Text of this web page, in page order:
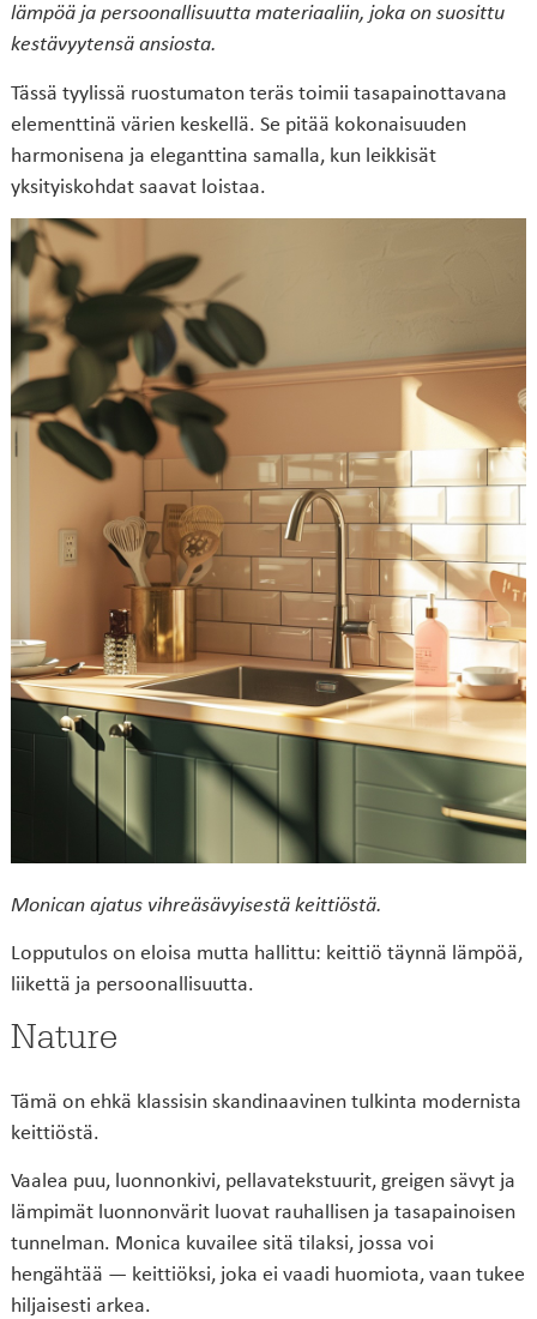
lämpöä ja persoonallisuutta materiaaliin, joka on suosittu
kestävyytensä ansiosta.
Tässä tyylissä ruostumaton teräs toimii tasapainottavana
elementtinä värien keskellä. Se pitää kokonaisuuden
harmonisena ja eleganttina samalla, kun leikkisät
yksityiskohdat saavat loistaa.
Monican ajatus vihreäsävyisestä keittiöstä.
Lopputulos on eloisa mutta hallittu: keittiö täynnä lämpöä,
liikettä ja persoonallisuutta.
Nature
Tämä on ehkä klassisin skandinaavinen tulkinta modernista
keittiöstä.
Vaalea puu, luonnonkivi, pellavatekstuurit, greigen sävyt ja
lämpimät luonnonvärit luovat rauhallisen ja tasapainoisen
tunnelman. Monica kuvailee sitä tilaksi, jossa voi
hengähtää — keittiöksi, joka ei vaadi huomiota, vaan tukee
hiljaisesti arkea.